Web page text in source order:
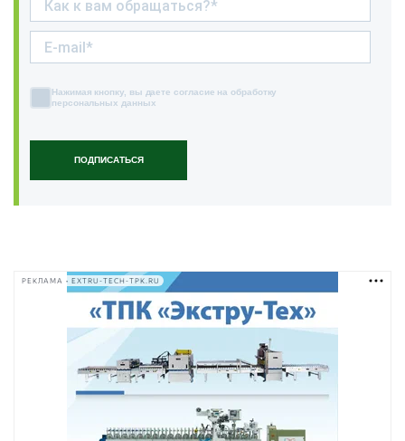
ПОДПИСАТЬСЯ
Нажимая кнопку, вы даете согласие на обработку
персональных данных
РЕКЛАМА • EXTRU-TECH-TPK.RU